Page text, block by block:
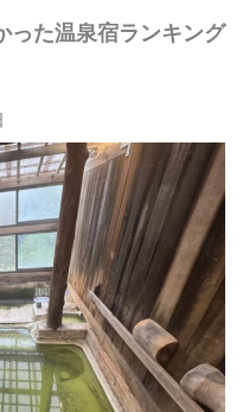
った温泉宿ランキング